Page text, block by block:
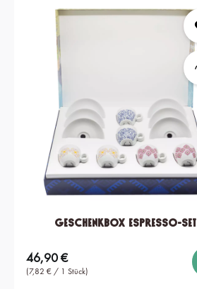
Geschenkbox Espresso-Set
(7,82 € / 1 Stück)
Regulärer Preis:
46,90 €